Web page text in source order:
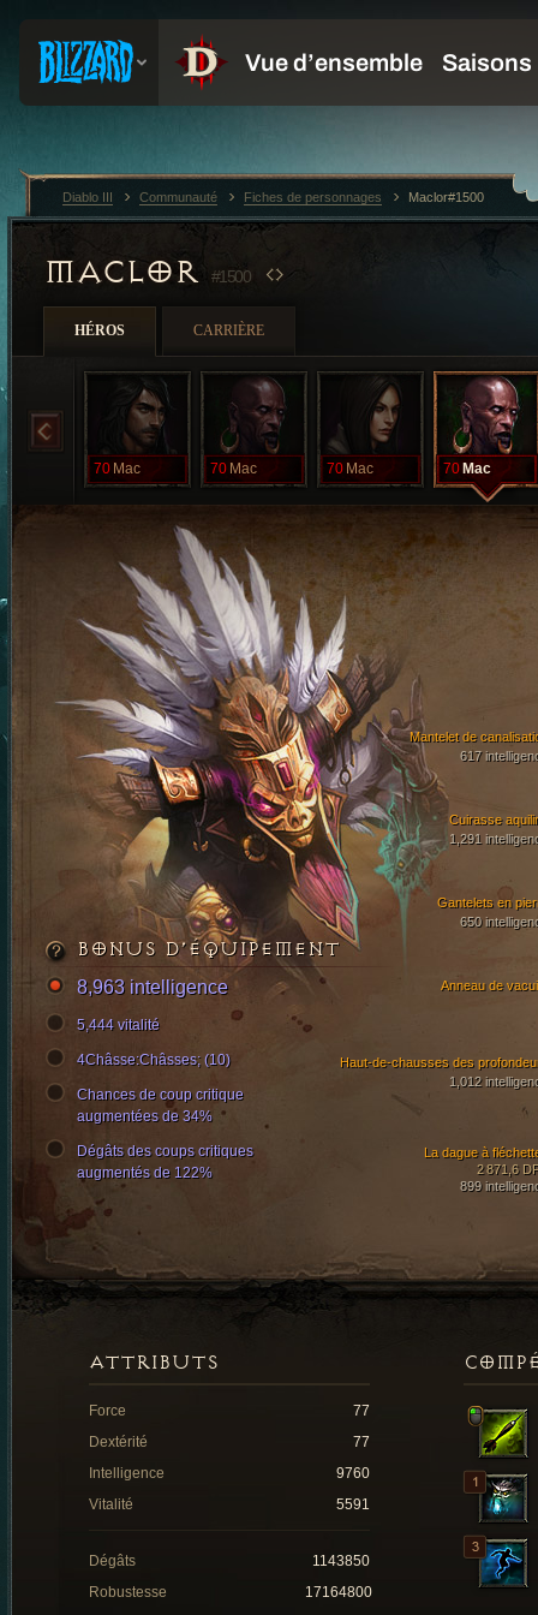
MACLOR #1500
HÉROS CARRIÈRE
70 Mac 70 Mac 70 Mac 70 Mac
Cuirasse
1,291
Gantelets en
650
Mantelet de
617
Haut-de-chausses des
1,012
La dague à
2 871,6
899
Anneau de
BONUS D’ÉQUIPEMENT
8,963 intelligence
5,444 vitalité
4Châsse:Châsses; (10)
Chances de coup critique
augmentées de 34%
Dégâts des coups critiques
augmentés de 122%
ATTRIBUTS
Force
77
Dextérité
77
Intelligence
9760
Vitalité
5591
Dégâts
1143850
Robustesse
17164800
Diablo III Communauté Fiches de personnages Maclor#1500